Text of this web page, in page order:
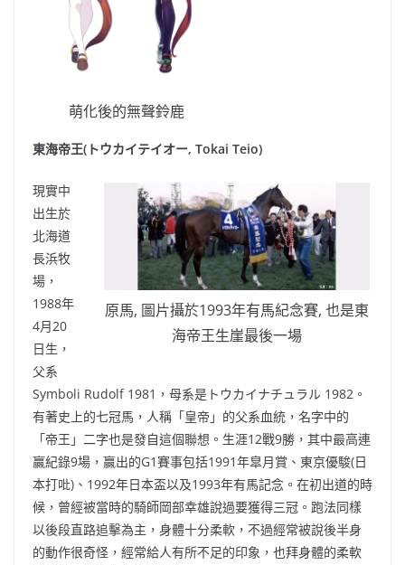
萌化後的無聲鈴鹿
東海帝王(トウカイテイオー, Tokai Teio)
原馬, 圖片攝於1993年有馬紀念賽, 也是東
海帝王生崖最後一場
現實中
出生於
北海道
長浜牧
場 ，
1988年
4月20
日生 ，
父系
Symboli Rudolf 1981 ， 母系是 トウカイナチュラル 1982 。
有著史上的七冠馬 ， 人稱「皇帝」的父系血統 ， 名字中的
「帝王」二字也是發自這個聯想 。 生涯12戰9勝 ， 其中最高連
贏紀錄9場 ， 贏出的G1賽事包括1991年皐月賞 、 東京優駿(日
本打吡) 、 1992年日本盃以及1993年有馬記念 。 在初出道的時
候 ， 曾經被當時的騎師岡部幸雄說過要獲得三冠 。 跑法同樣
以後段直路追擊為主 ， 身體十分柔軟 ， 不過經常被說後半身
的動作很奇怪 ， 經常給人有所不足的印象 ， 也拜身體的柔軟